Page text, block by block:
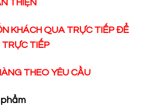
THIỆN
KHÁCH QUA TRỰC TIẾP ĐỂ
TIẾP
THEO YÊU CẦU